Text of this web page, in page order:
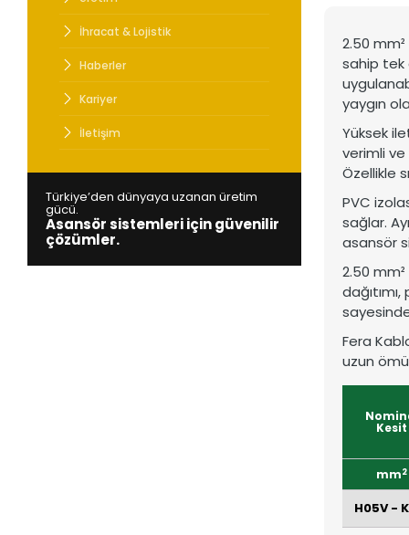
İhracat & Lojistik
Haberler
Kariyer
İletişim
Türkiye’den dünyaya uzanan üretim
gücü.
Asansör sistemleri için güvenilir
çözümler.
2.50
sahip tek
yaygın
Yüksek
verimli ve
Özellikle
PVC
sağlar.
asansör
2.50
Fera
uzun
Kesit
mm2
H05V - K